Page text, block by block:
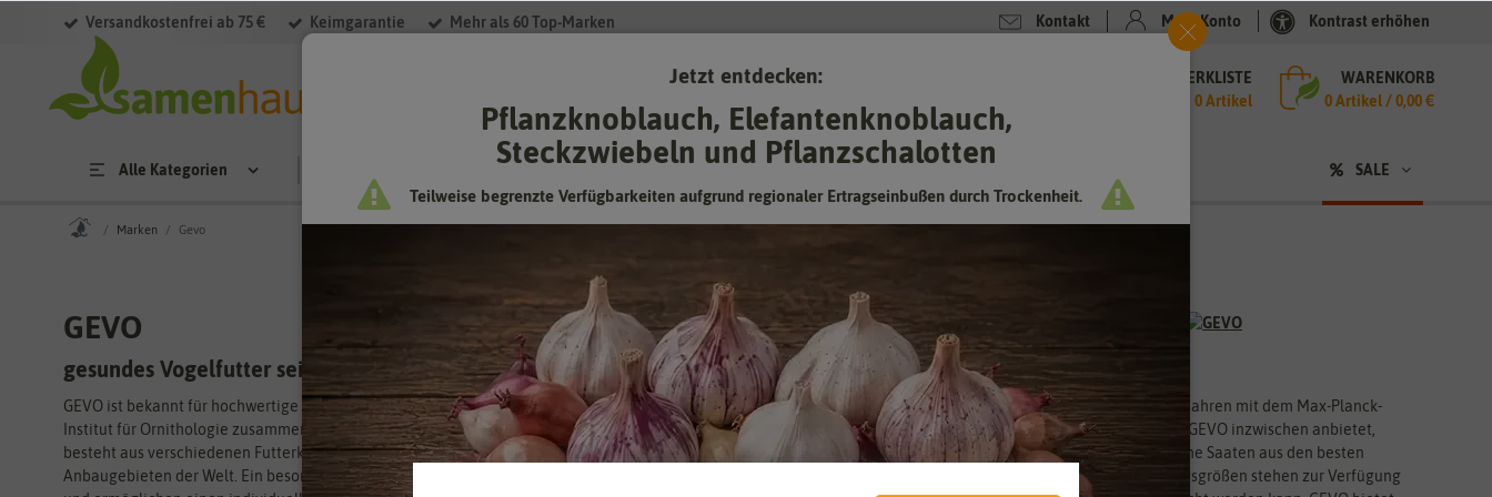
Versandkostenfrei ab 75 € Keimgarantie Mehr als 60 Top-Marken Kontakt Mein Konto Kontrast erhöhen
MERKLISTE
0 Artikel
WARENKORB
0Artikel /0,00 €
Alle Kategorien SALE
Marken Gevo
GEVO
gesundes Vogelfutter seit über 30 Jahren
GEVO ist bekannt für hochwertige und erlesene Mischungen für die Wildvogelfütterung und die Fütterung von Heimtieren. Das Unternehmen arbeitet seit vielen Jahren mit dem Max-Planck-
Institut für Ornithologie zusammen gemeinsam mit Prof. Dr. Berthold wurden spezielle Vogelmischungen entwickelt und optimiert. Die umfangreiche Palette, die GEVO inzwischen anbietet,
besteht aus verschiedenen Futterkomponenten und Mischungen für eine artgerechte Ganzjahresfütterung der Wildvögel. Dafür bezieht das Unternehmen erlesene Saaten aus den besten
Anbaugebieten der Welt. Ein besonderes Augenmerk legt GEVO auf die exakte und schonende Reinigung sowie die sorgfältige Abpackung. Verschiedene Packungsgrößen stehen zur Verfügung
Jetzt entdecken:
Pflanzknoblauch, Elefantenknoblauch,
Steckzwiebeln und Pflanzschalotten
Teilweise begrenzte Verfügbarkeiten aufgrund regionaler Ertragseinbußen durch Trockenheit.